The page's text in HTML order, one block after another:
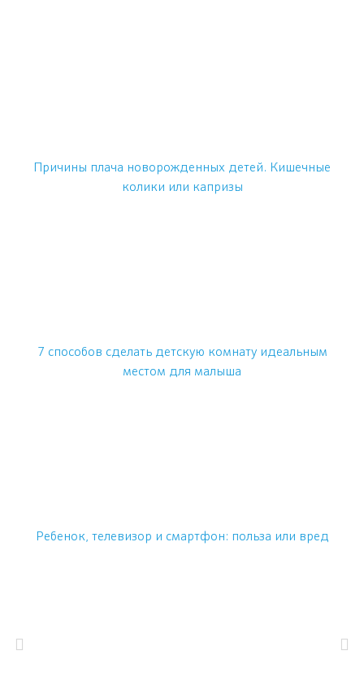
Причины плача новорожденных детей. Кишечные
колики или капризы
7 способов сделать детскую комнату идеальным
местом для малыша
Ребенок, телевизор и смартфон: польза или вред